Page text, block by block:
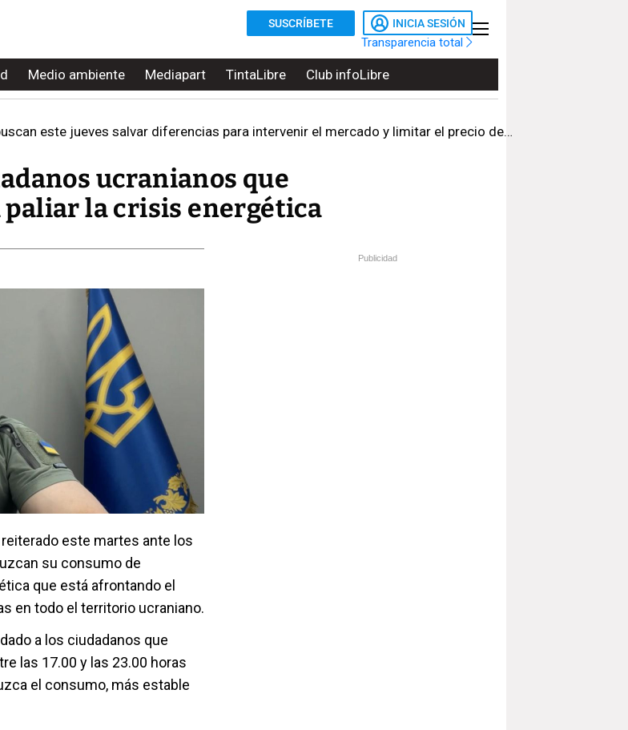
SUSCRÍBETE INICIA SESIÓN
Transparencia total
Medio ambiente Mediapart TintaLibre Club infoLibre
este jueves salvar diferencias para intervenir el mercado y limitar el precio del gas
ucranianos que
la crisis energética
este martes ante los
su consumo de
que está afrontando el
en todo el territorio ucraniano.
a los ciudadanos que
las 17.00 y las 23.00 horas
el consumo, más estable
Publicidad